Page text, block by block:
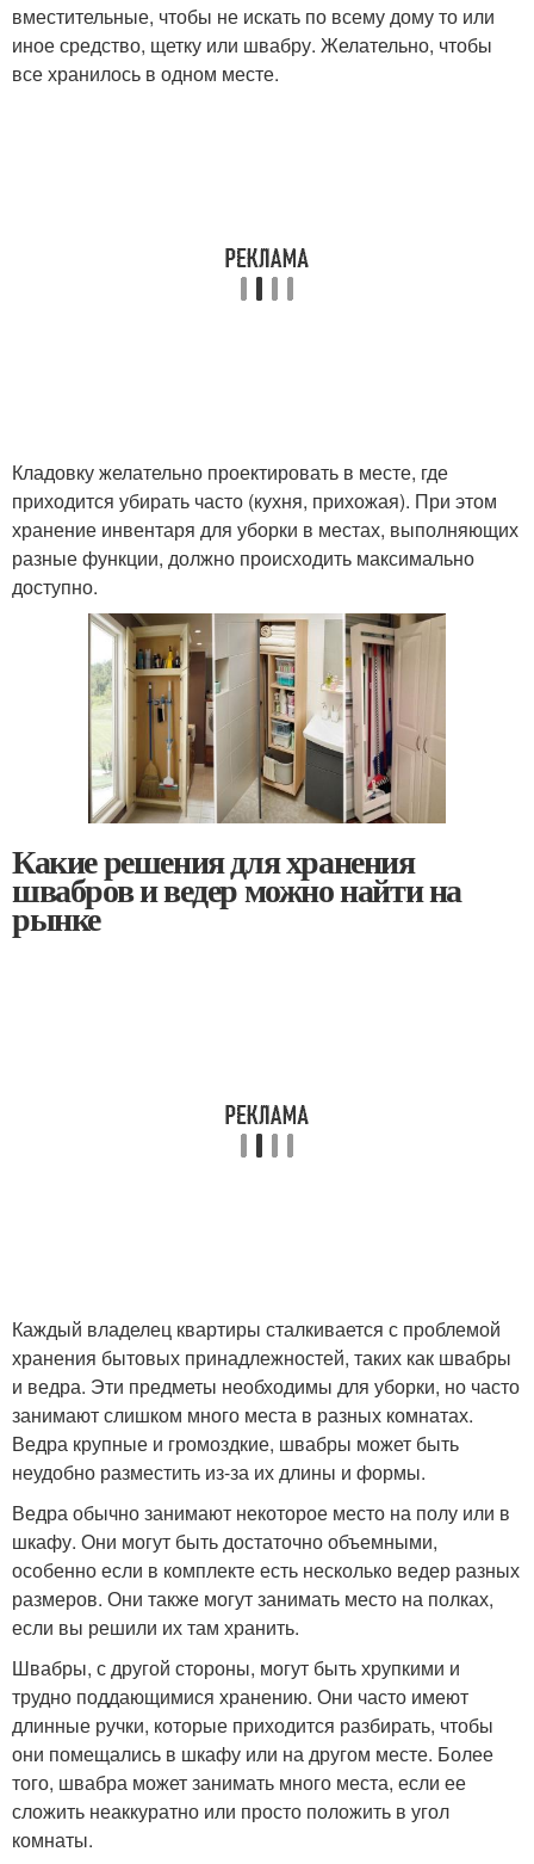
вместительные, чтобы не искать по всему дому то или
иное средство, щетку или швабру. Желательно, чтобы
все хранилось в одном месте.
Кладовку желательно проектировать в месте, где
приходится убирать часто (кухня, прихожая). При этом
хранение инвентаря для уборки в местах, выполняющих
разные функции, должно происходить максимально
доступно.
Какие решения для хранения
швабров и ведер можно найти на
рынке
Каждый владелец квартиры сталкивается с проблемой
хранения бытовых принадлежностей, таких как швабры
и ведра. Эти предметы необходимы для уборки, но часто
занимают слишком много места в разных комнатах.
Ведра крупные и громоздкие, швабры может быть
неудобно разместить из-за их длины и формы.
Ведра обычно занимают некоторое место на полу или в
шкафу. Они могут быть достаточно объемными,
особенно если в комплекте есть несколько ведер разных
размеров. Они также могут занимать место на полках,
если вы решили их там хранить.
Швабры, с другой стороны, могут быть хрупкими и
трудно поддающимися хранению. Они часто имеют
длинные ручки, которые приходится разбирать, чтобы
они помещались в шкафу или на другом месте. Более
того, швабра может занимать много места, если ее
сложить неаккуратно или просто положить в угол
комнаты.